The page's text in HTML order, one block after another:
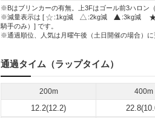
※Bはブリンカーの有無。上3Fはゴール前3ハロン
※減量表示は [
:1kg減 :2kg減 :3kg減
騎手のみ）] です。
※通過順位、人気は月曜午後（土日開催の場合）に
通過タイム（ラップタイム）
200m 400m
12.2(12.2)